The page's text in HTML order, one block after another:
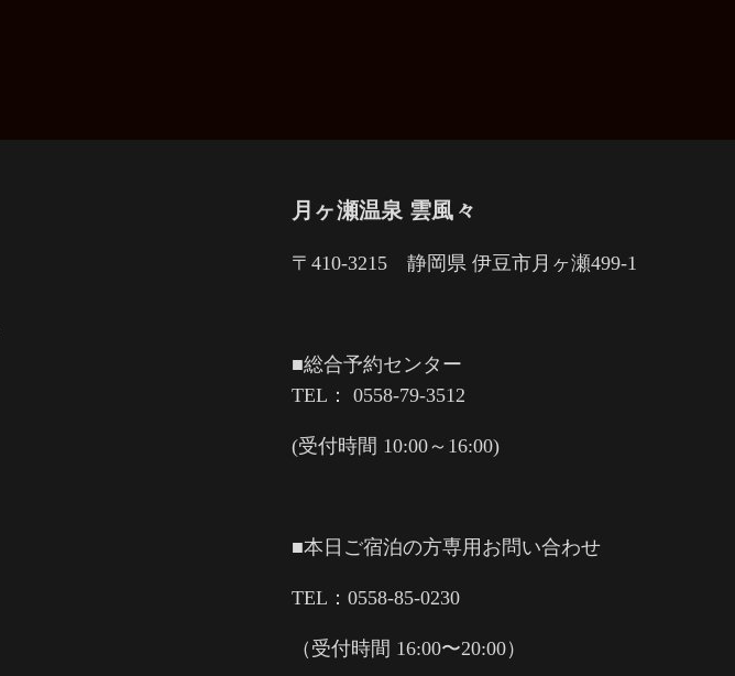
月ヶ瀬温泉 雲風々
〒410-3215 静岡県 伊豆市月ヶ瀬499-1
■総合予約センター
TEL： 0558-79-3512
(受付時間 10:00～16:00)
■本日ご宿泊の方専用お問い合わせ
TEL：0558-85-0230
（受付時間 16:00〜20:00）